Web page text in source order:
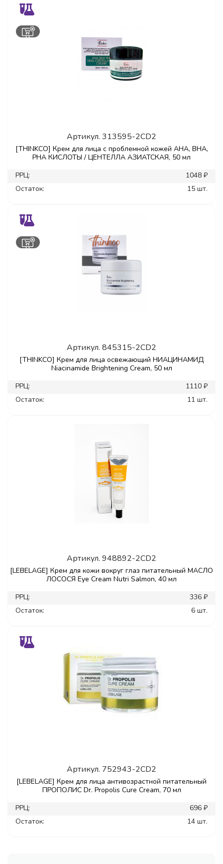
Артикул. 313595-2CD2
[THINKCO] Крем для лица с проблемной кожей AHA, BHA,
PHA КИСЛОТЫ / ЦЕНТЕЛЛА АЗИАТСКАЯ, 50 мл
РРЦ:
1048 ₽
Остаток:
15 шт.
Артикул. 845315-2CD2
[THINKCO] Крем для лица освежающий НИАЦИНАМИД
Niacinamide Brightening Cream, 50 мл
РРЦ:
1110 ₽
Остаток:
11 шт.
Артикул. 948892-2CD2
[LEBELAGE] Крем для кожи вокруг глаз питательный МАСЛО
ЛОСОСЯ Eye Cream Nutri Salmon, 40 мл
РРЦ:
336 ₽
Остаток:
6 шт.
Артикул. 752943-2CD2
[LEBELAGE] Крем для лица антивозрастной питательный
ПРОПОЛИС Dr. Propolis Cure Cream, 70 мл
РРЦ:
696 ₽
Остаток:
14 шт.